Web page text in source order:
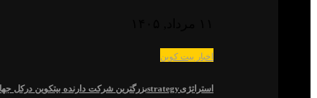
اخبار بیت کوین
استراتژیstrategyبزرگترین شرکت دارنده بیتکوین درکل جهان